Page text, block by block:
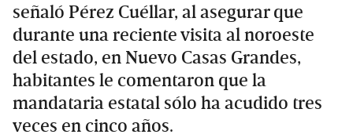
señaló Pérez Cuéllar, al asegurar que
durante una reciente visita al noroeste
del estado, en Nuevo Casas Grandes,
habitantes le comentaron que la
mandataria estatal sólo ha acudido tres
veces en cinco años.